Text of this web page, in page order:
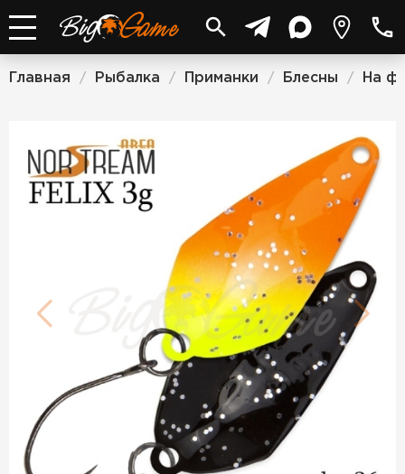
Главная / Рыбалка / Приманки / Блесны / На